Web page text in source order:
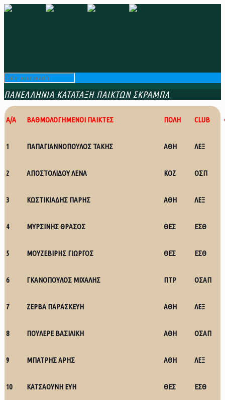
ΠΑΝΕΛΛΗΝΙΑ ΚΑΤΑΤΑΞΗ ΠΑΙΚΤΩΝ ΣΚΡΑΜΠΛ
Α/Α ΒΑΘΜΟΛΟΓΗΜΕΝΟΙ ΠΑΙΚΤΕΣ ΠΟΛΗ CLUB
1 ΠΑΠΑΓΙΑΝΝΟΠΟΥΛΟΣ ΤΑΚΗΣ ΑΘΗ ΛΕΞ
2 ΑΠΟΣΤΟΛΙΔΟΥ ΛΕΝΑ ΚΟΖ ΟΣΠ
3 ΚΩΣΤΙΚΙΑΔΗΣ ΠΑΡΗΣ ΑΘΗ ΛΕΞ
4 ΜΥΡΣΙΝΗΣ ΘΡΑΣΟΣ ΘΕΣ ΕΣΘ
5 ΜΟΥΖΕΒΙΡΗΣ ΓΙΩΡΓΟΣ ΘΕΣ ΕΣΘ
6 ΓΚΑΝΟΠΟΥΛΟΣ ΜΙΧΑΛΗΣ ΠΤΡ ΟΣΑΠ
7 ΖΕΡΒΑ ΠΑΡΑΣΚΕΥΗ ΑΘΗ ΛΕΞ
8 ΠΟΥΛΕΡΕ ΒΑΣΙΛΙΚΗ ΑΘΗ ΟΣΑΠ
9 ΜΠΑΤΡΗΣ ΑΡΗΣ ΑΘΗ ΛΕΞ
10 ΚΑΤΣΑΟΥΝΗ ΕΥΗ ΘΕΣ ΕΣΘ